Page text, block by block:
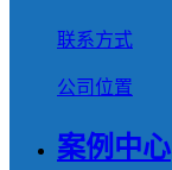
联系方式
公司位置
案例中心